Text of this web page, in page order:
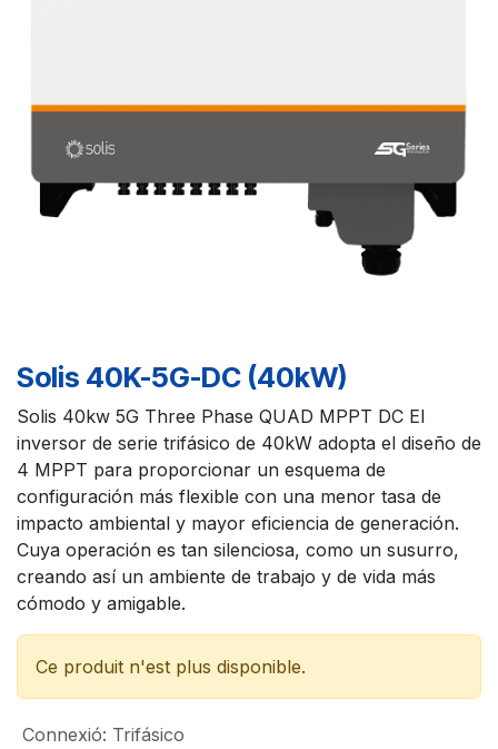
Solis 40K-5G-DC (40kW)
Solis 40kw 5G Three Phase QUAD MPPT DC El
inversor de serie trifásico de 40kW adopta el diseño de
4 MPPT para proporcionar un esquema de
configuración más flexible con una menor tasa de
impacto ambiental y mayor eficiencia de generación.
Cuya operación es tan silenciosa, como un susurro,
creando así un ambiente de trabajo y de vida más
cómodo y amigable.
Ce produit n'est plus disponible.
Connexió: Trifásico